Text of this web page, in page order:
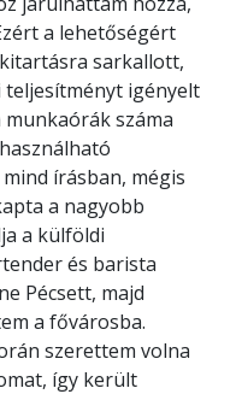
a lehetőségért
sarkallott,
igényelt
száma
írásban, mégis
a nagyobb
a külföldi
és barista
Pécsett, majd
a fővárosba.
szerettem volna
így került